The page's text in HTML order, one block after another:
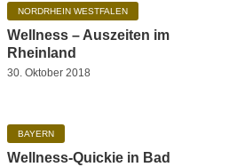
NORDRHEIN WESTFALEN
Wellness – Auszeiten im
Rheinland
30. Oktober 2018
BAYERN
Wellness-Quickie in Bad